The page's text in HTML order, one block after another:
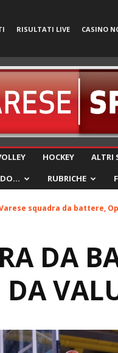
RISULTATI LIVE CASINO
HOCKEY ALTRI
RUBRICHE
squadra da battere,
DA